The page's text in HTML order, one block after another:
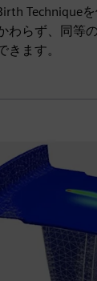
Technique
わらず、同等
きます。